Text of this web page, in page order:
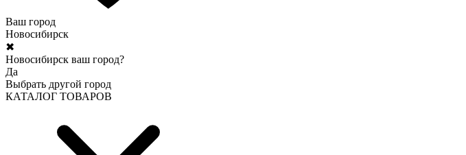
Ваш город
Новосибирск
✖
Новосибирск ваш город?
Да
Выбрать другой город
КАТАЛОГ ТОВАРОВ